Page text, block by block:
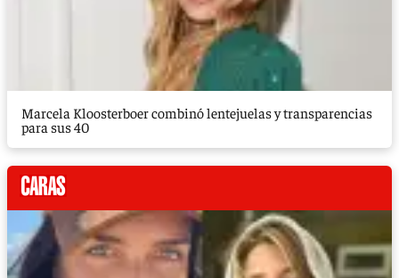
Marcela Kloosterboer combinó lentejuelas y transparencias
para sus 40